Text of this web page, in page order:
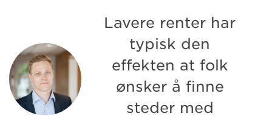
Lavere renter har
typisk den
effekten at folk
ønsker å finne
steder med